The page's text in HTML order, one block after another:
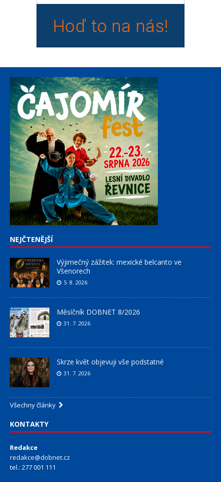
NEJČTENĚJŠÍ
Výjimečný zážitek: mexické belcanto ve
Všenorech
5. 8. 2026
Měsíčník DOBNET 8/2026
31. 7. 2026
Skrze květ objevuji vše podstatné
31. 7. 2026
Všechny články
KONTAKTY
Redakce
redakce@dobnet.cz
tel.: 277 001 111